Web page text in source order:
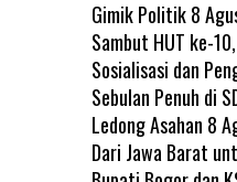
Gimik Politik 8
Sambut HUT ke-
Sosialisasi dan
Sebulan Penuh di
Ledong Asahan 8
Dari Jawa Barat